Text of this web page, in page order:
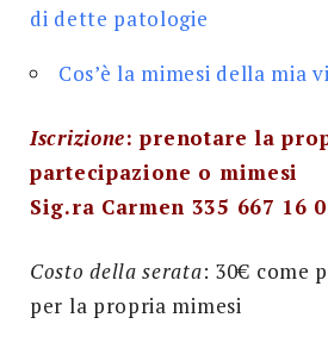
di dette patologie
Cos’è la mimesi della mia
Iscrizione: prenotare la
partecipazione o mimesi
Sig.ra Carmen 335 667 16
Costo della serata: 30€ come
per la propria mimesi